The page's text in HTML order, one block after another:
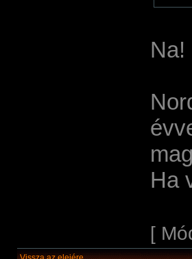
Na!
Ha
[